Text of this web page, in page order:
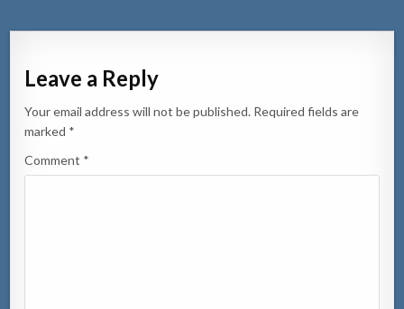
Leave a Reply
Your email address will not be published. Required fields are
marked *
Comment *